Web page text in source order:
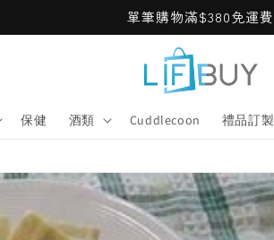
單筆購物滿$380免運費
保健 酒類 Cuddlecoon 禮品訂製